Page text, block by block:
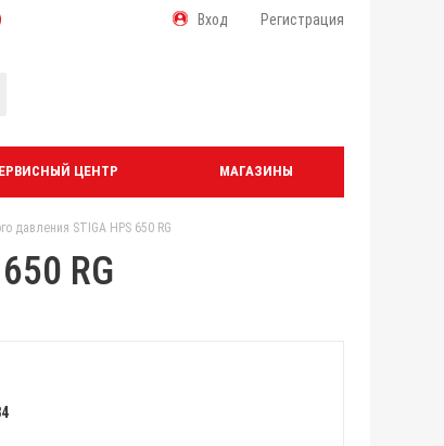
Вход Регистрация
ЦЕНТР МАГАЗИНЫ
давления STIGA HPS 650 RG
RG